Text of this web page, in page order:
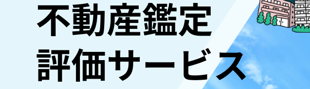
不動産鑑定
評価サービス